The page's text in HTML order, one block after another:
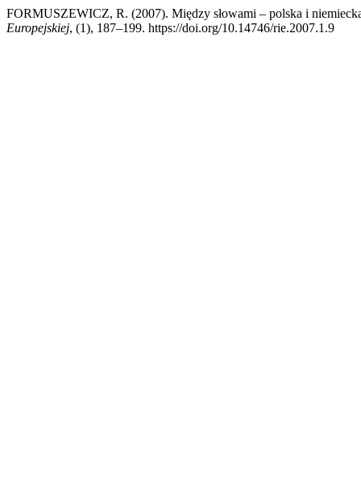
FORMUSZEWICZ, R. (2007). Między słowami – polska i
Europejskiej, (1), 187–199. https://doi.org/10.14746/rie.2007.1.9